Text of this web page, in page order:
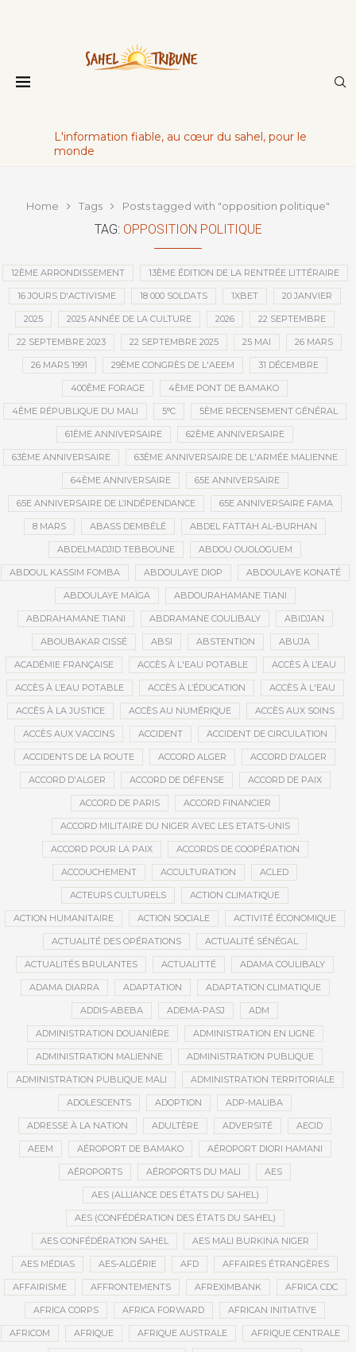
L'information fiable, au cœur du sahel, pour le
monde
Home Tags Posts tagged with "opposition politique"
TAG: OPPOSITION POLITIQUE
12ÈME ARRONDISSEMENT 13ÈME ÉDITION DE LA RENTRÉE LITTÉRAIRE
16 JOURS D'ACTIVISME 18 000 SOLDATS 1XBET 20 JANVIER
2025 2025 ANNÉE DE LA CULTURE 2026 22 SEPTEMBRE
22 SEPTEMBRE 2023 22 SEPTEMBRE 2025 25 MAI 26 MARS
26 MARS 1991 29ÈME CONGRÈS DE L'AEEM 31 DÉCEMBRE
400ÈME FORAGE 4ÈME PONT DE BAMAKO
4ÈME RÉPUBLIQUE DU MALI 5°C 5ÈME RECENSEMENT GÉNÉRAL
61ÈME ANNIVERSAIRE 62ÈME ANNIVERSAIRE
63ÈME ANNIVERSAIRE 63ÈME ANNIVERSAIRE DE L'ARMÉE MALIENNE
64ÈME ANNIVERSAIRE 65E ANNIVERSAIRE
65E ANNIVERSAIRE DE L’INDÉPENDANCE 65E ANNIVERSAIRE FAMA
8 MARS ABASS DEMBÉLÉ ABDEL FATTAH AL-BURHAN
ABDELMADJID TEBBOUNE ABDOU OUOLOGUEM
ABDOUL KASSIM FOMBA ABDOULAYE DIOP ABDOULAYE KONATÉ
ABDOULAYE MAÏGA ABDOURAHAMANE TIANI
ABDRAHAMANE TIANI ABDRAMANE COULIBALY ABIDJAN
ABOUBAKAR CISSÉ ABSI ABSTENTION ABUJA
ACADÉMIE FRANÇAISE ACCÈS À L'EAU POTABLE ACCÈS À L’EAU
ACCÈS À L’EAU POTABLE ACCÈS À L’ÉDUCATION ACCÈS À L'EAU
ACCÈS À LA JUSTICE ACCÈS AU NUMÉRIQUE ACCÈS AUX SOINS
ACCÈS AUX VACCINS ACCIDENT ACCIDENT DE CIRCULATION
ACCIDENTS DE LA ROUTE ACCORD ALGER ACCORD D’ALGER
ACCORD D'ALGER ACCORD DE DÉFENSE ACCORD DE PAIX
ACCORD DE PARIS ACCORD FINANCIER
ACCORD MILITAIRE DU NIGER AVEC LES ETATS-UNIS
ACCORD POUR LA PAIX ACCORDS DE COOPÉRATION
ACCOUCHEMENT ACCULTURATION ACLED
ACTEURS CULTURELS ACTION CLIMATIQUE
ACTION HUMANITAIRE ACTION SOCIALE ACTIVITÉ ÉCONOMIQUE
ACTUALITÉ DES OPÉRATIONS ACTUALITÉ SÉNÉGAL
ACTUALITÉS BRULANTES ACTUALITTÉ ADAMA COULIBALY
ADAMA DIARRA ADAPTATION ADAPTATION CLIMATIQUE
ADDIS-ABEBA ADEMA-PASJ ADM
ADMINISTRATION DOUANIÈRE ADMINISTRATION EN LIGNE
ADMINISTRATION MALIENNE ADMINISTRATION PUBLIQUE
ADMINISTRATION PUBLIQUE MALI ADMINISTRATION TERRITORIALE
ADOLESCENTS ADOPTION ADP-MALIBA
ADRESSE À LA NATION ADULTÈRE ADVERSITÉ AECID
AEEM AÉROPORT DE BAMAKO AÉROPORT DIORI HAMANI
AÉROPORTS AÉROPORTS DU MALI AES
AES (ALLIANCE DES ÉTATS DU SAHEL)
AES (CONFÉDÉRATION DES ÉTATS DU SAHEL)
AES CONFÉDÉRATION SAHEL AES MALI BURKINA NIGER
AES MÉDIAS AES-ALGÉRIE AFD AFFAIRES ÉTRANGÈRES
AFFAIRISME AFFRONTEMENTS AFREXIMBANK AFRICA CDC
AFRICA CORPS AFRICA FORWARD AFRICAN INITIATIVE
AFRICOM AFRIQUE AFRIQUE AUSTRALE AFRIQUE CENTRALE